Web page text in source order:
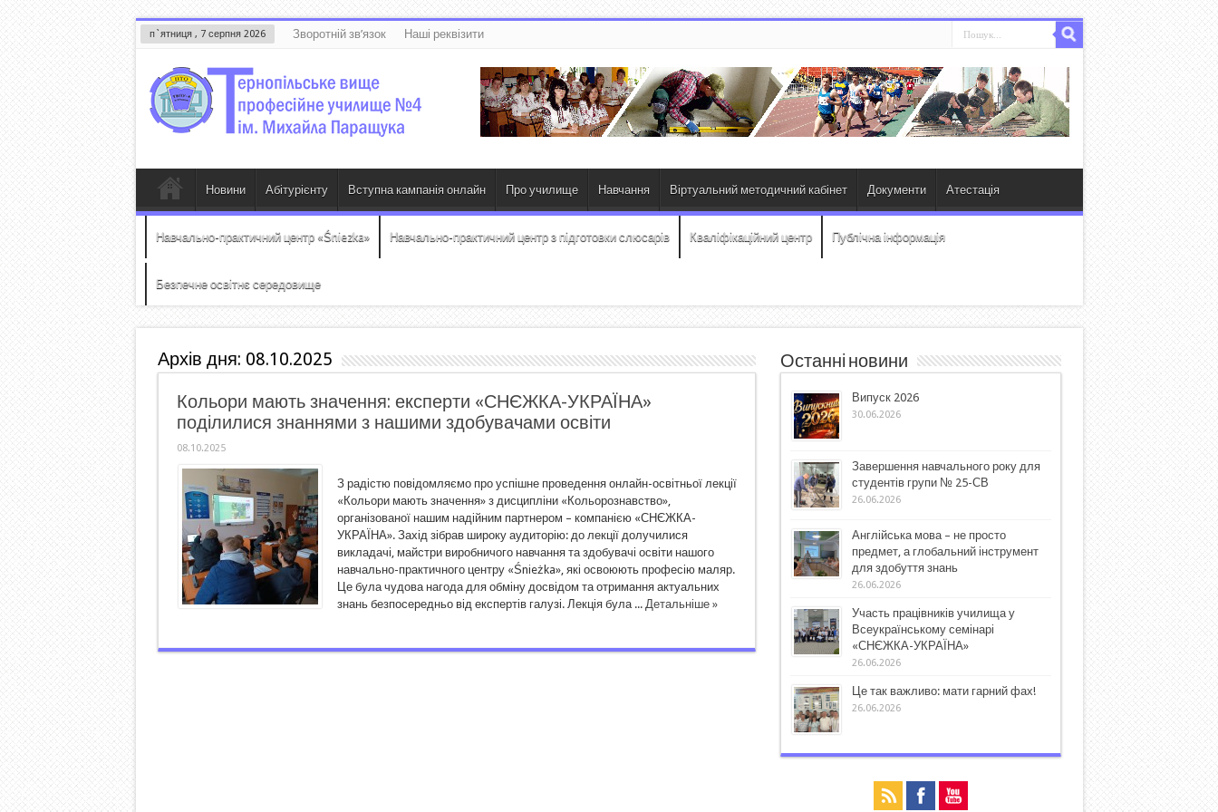
п`ятниця , 7 серпня 2026 Зворотній зв’язок Наші реквізити
Новини Абітурієнту Вступна кампанія онлайн Про училище Навчання Віртуальний методичний кабінет Документи Атестація
Навчально-практичний центр «Śniezka» Навчально-практичний центр з підготовки слюсарів Кваліфікаційний центр Публічна інформація
Безпечне освітнє середовище
Архів дня: 08.10.2025
Кольори мають значення: експерти «СНЄЖКА-УКРАЇНА»
поділилися знаннями з нашими здобувачами освіти
08.10.2025
З радістю повідомляємо про успішне проведення онлайн-освітньої лекції
«Кольори мають значення» з дисципліни «Кольорознавство»,
організованої нашим надійним партнером – компанією «СНЄЖКА-
УКРАЇНА». Захід зібрав широку аудиторію: до лекції долучилися
викладачі, майстри виробничого навчання та здобувачі освіти нашого
навчально-практичного центру «Śnieżka», які освоюють професію маляр.
Це була чудова нагода для обміну досвідом та отримання актуальних
знань безпосередньо від експертів галузі. Лекція була ... Детальніше »
Останні новини
Випуск 2026
30.06.2026
Завершення навчального року для
студентів групи № 25-СВ
26.06.2026
Англійська мова – не просто
предмет, а глобальний інструмент
для здобуття знань
26.06.2026
Участь працівників училища у
Всеукраїнському семінарі
«СНЄЖКА-УКРАЇНА»
26.06.2026
Це так важливо: мати гарний фах!
26.06.2026